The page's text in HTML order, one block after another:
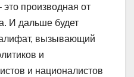
это производная от
И дальше будет
вызывающий
и
и националистов